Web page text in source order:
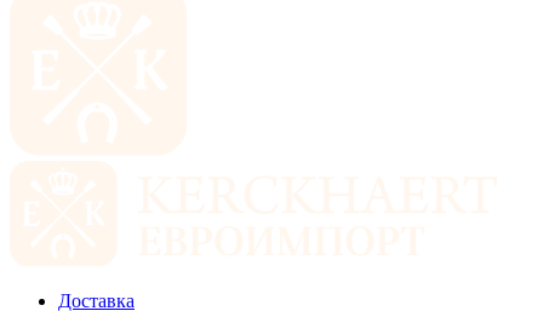
Доставка